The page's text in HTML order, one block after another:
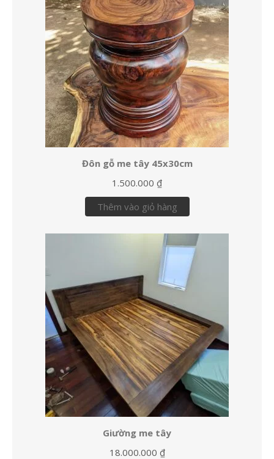
Đôn gỗ me tây 45x30cm
1.500.000 ₫
Thêm vào giỏ hàng
Giường me tây
18.000.000 ₫